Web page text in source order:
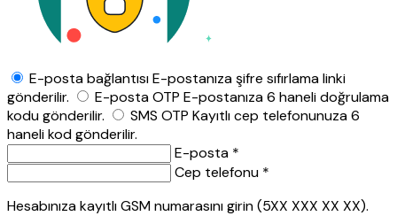
E-posta bağlantısıE-postanıza şifre sıfırlama linki
gönderilir.
E-posta OTP E-postanıza 6 haneli doğrulama
kodu gönderilir.
SMS OTP Kayıtlı cep telefonunuza 6
haneli kod gönderilir.
E-posta *
Cep telefonu *
Hesabınıza kayıtlı GSM numarasını girin (5XX XXX XX XX).